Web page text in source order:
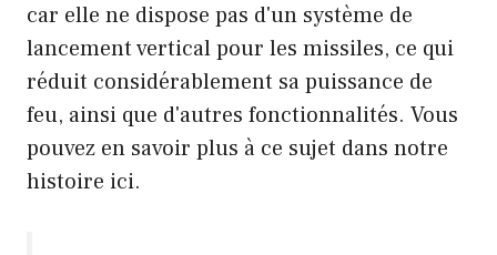
car elle ne dispose pas d'un système de
lancement vertical pour les missiles, ce qui
réduit considérablement sa puissance de
feu, ainsi que d'autres fonctionnalités. Vous
pouvez en savoir plus à ce sujet dans notre
histoire ici.